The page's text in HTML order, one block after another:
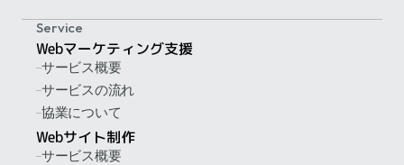
Service
Webマーケティング支援
サービス概要
サービスの流れ
協業について
Webサイト制作
サービス概要